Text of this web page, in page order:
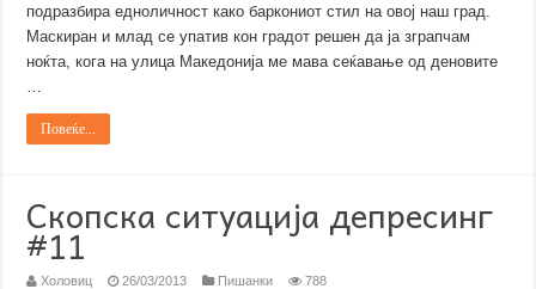
подразбира едноличност како баркониот стил на овој наш град.
Маскиран и млад се упатив кон градот решен да ја зграпчам
ноќта, кога на улица Македонија ме мава сеќавање од деновите
Повеќе...
Скопска ситуација депресинг
#11
Холовиц 26/03/2013 Пишанки 788